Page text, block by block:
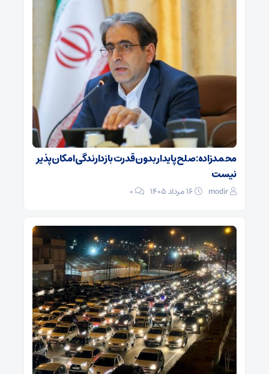
محمدزاده: صلح پایدار بدون قدرت بازدارندگی امکان‌پذیر
نیست
modir
0